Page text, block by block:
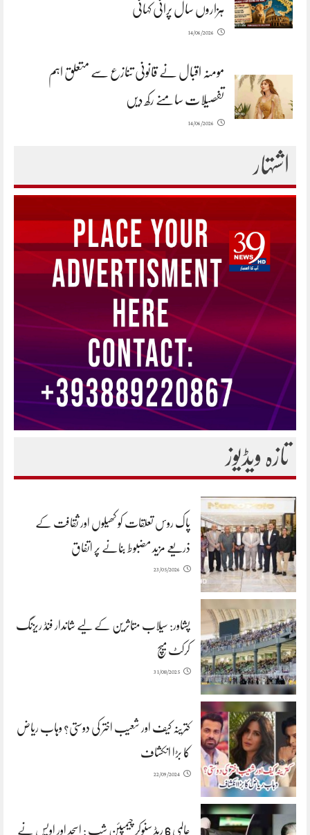
ہزاروں سال پرانی کہانی
14/06/2026
مومنہ اقبال نے قانونی تنازع سے متعلق اہم
تفصیلات سامنے رکھ دیں
14/06/2026
اشتہار
تازہ ویڈیوز
پاک روس تعلقات کو کھیلوں اور ثقافت کے
ذریعے مزید مضبوط بنانے پر اتفاق
23/05/2026
پشاور: سیلاب متاثرین کے لیے شاندار فنڈ ریزنگ
کرکٹ میچ
31/08/2025
کترینہ کیف اور شعیب اختر کی دوستی؟ وہاب ریاض
کا بڑا انکشاف
22/09/2024
عالمی 6 ریڈ سنوکر چیمپئن شپ : اسجد اور اویس نے